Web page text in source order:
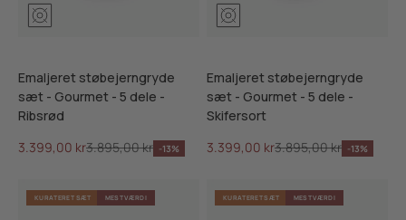
Skifersort
Emaljeret støbejerngryde
sæt - Gourmet - 5 dele -
Ribsrød
Salgspris
3.399,00 krNormalpris
3.895,00 kr -13%
Emaljeret støbejerngryde
sæt - Gourmet - 5 dele -
Skifersort
Salgspris
3.399,00 krNormalpris
3.895,00 kr -13%
KURATERET SÆT MEST VÆRDI KURATERET SÆT MEST VÆRDI